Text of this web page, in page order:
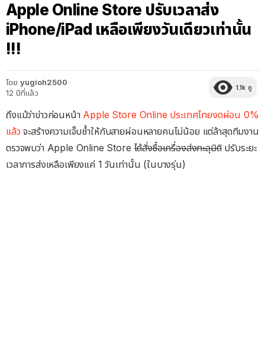
Apple Online Store ปรับเวลาส่ง
iPhone/iPad เหลือเพียงวันเดียวเท่านั้น
!!!
โดย yugioh2500
12 ปีที่แล้ว
1.1k ดู
ถึงแม้ว่าข่าวก่อนหน้า Apple Store Online ประเทศไทยงดผ่อน 0%
แล้ว จะสร้างความเจ็บช้ำให้กับสายผ่อนหลายคนไม่น้อย แต่ล้าสุดทีมงาน
ตรวจพบว่า Apple Online Storeได้สั่งซื้อเครื่องส่งทะลุมิติปรับระยะ
เวลาการส่งเหลือเพียงแค่ 1 วันเท่านั้น (ในบางรุ่น)